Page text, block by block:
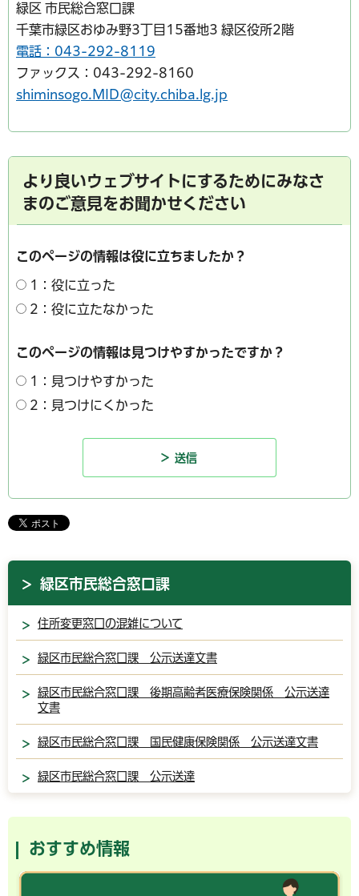
緑区 市民総合窓口課
千葉市緑区おゆみ野3丁目15番地3 緑区役所2階
電話：043-292-8119
ファックス：043-292-8160
shiminsogo.MID@city.chiba.lg.jp
より良いウェブサイトにするためにみなさ
まのご意見をお聞かせください
このページの情報は役に立ちましたか？
1：役に立った
2：役に立たなかった
このページの情報は見つけやすかったですか？
1：見つけやすかった
2：見つけにくかった
緑区市民総合窓口課
住所変更窓口の混雑について
緑区市民総合窓口課 公示送達文書
緑区市民総合窓口課 後期高齢者医療保険関係 公示送達
文書
緑区市民総合窓口課 国民健康保険関係 公示送達文書
緑区市民総合窓口課 公示送達
おすすめ情報